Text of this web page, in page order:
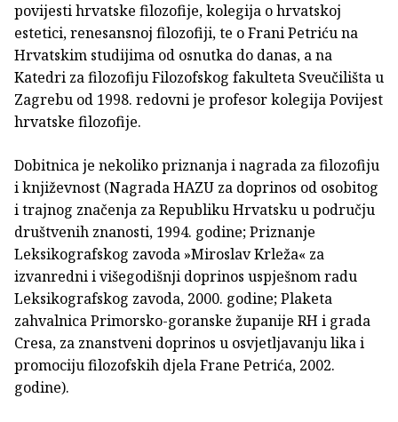
povijesti hrvatske filozofije, kolegija o hrvatskoj
estetici, renesansnoj filozofiji, te o Frani Petriću na
Hrvatskim studijima od osnutka do danas, a na
Katedri za filozofiju Filozofskog fakulteta Sveučilišta u
Zagrebu od 1998. redovni je profesor kolegija Povijest
hrvatske filozofije.
Dobitnica je nekoliko priznanja i nagrada za filozofiju
i književnost (Nagrada HAZU za doprinos od osobitog
i trajnog značenja za Republiku Hrvatsku u području
društvenih znanosti, 1994. godine; Priznanje
Leksikografskog zavoda »Miroslav Krleža« za
izvanredni i višegodišnji doprinos uspješnom radu
Leksikografskog zavoda, 2000. godine; Plaketa
zahvalnica Primorsko-goranske županije RH i grada
Cresa, za znanstveni doprinos u osvjetljavanju lika i
promociju filozofskih djela Frane Petrića, 2002.
godine).